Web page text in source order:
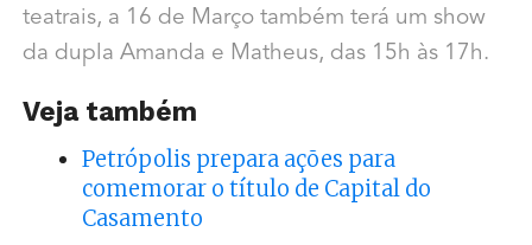
teatrais, a 16 de Março também terá um show
da dupla Amanda e Matheus, das 15h às 17h.
Veja também
Petrópolis prepara ações para
comemorar o título de Capital do
Casamento